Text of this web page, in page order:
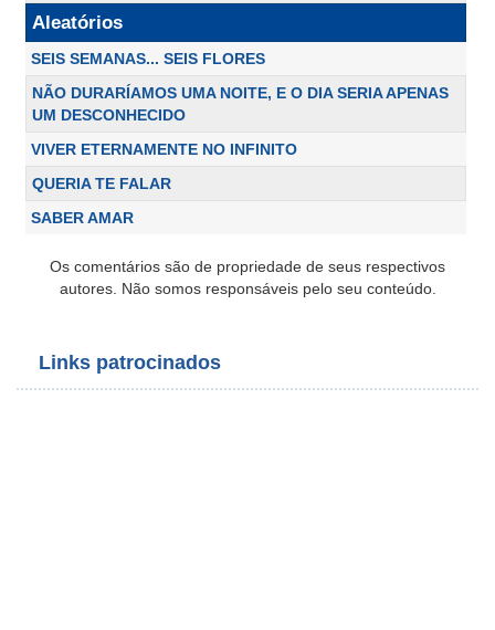
Aleatórios
SEIS SEMANAS... SEIS FLORES
NÃO DURARÍAMOS UMA NOITE, E O DIA SERIA APENAS
UM DESCONHECIDO
VIVER ETERNAMENTE NO INFINITO
QUERIA TE FALAR
SABER AMAR
Os comentários são de propriedade de seus respectivos
autores. Não somos responsáveis pelo seu conteúdo.
Links patrocinados